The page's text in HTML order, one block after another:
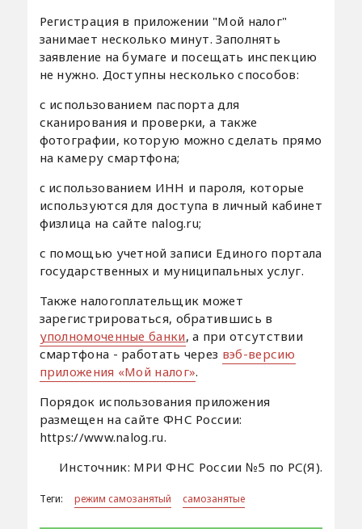
Регистрация в приложении "Мой налог"
занимает несколько минут. Заполнять
заявление на бумаге и посещать инспекцию
не нужно. Доступны несколько способов:
с использованием паспорта для
сканирования и проверки, а также
фотографии, которую можно сделать прямо
на камеру смартфона;
c использованием ИНН и пароля, которые
используются для доступа в личный кабинет
физлица на сайте nalog.ru;
с помощью учетной записи Единого портала
государственных и муниципальных услуг.
Также налогоплательщик может
зарегистрироваться, обратившись в
уполномоченные банки, а при отсутствии
смартфона - работать через вэб-версию
приложения «Мой налог».
Порядок использования приложения
размещен на сайте ФНС России:
https://www.nalog.ru.
Инсточник: МРИ ФНС России №5 по РС(Я).
Теги: режим самозанятый самозанятые